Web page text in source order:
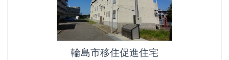
輪島市移住促進住宅